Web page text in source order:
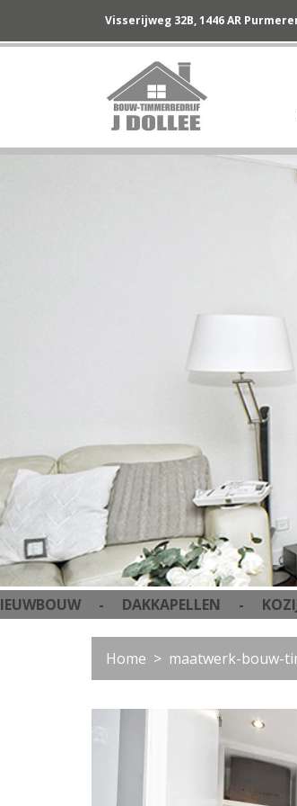
Visserijweg 32B, 1446 AR
- DAKKAPELLEN - KOZIJNEN -
Home maatwerk-bouw-